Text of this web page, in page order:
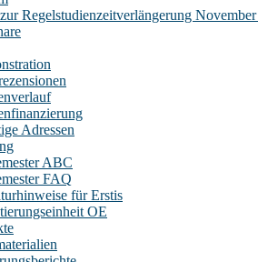
Regelstudienzeitverlängerung
Adressen
ABC
FAQ
für Erstis
OE